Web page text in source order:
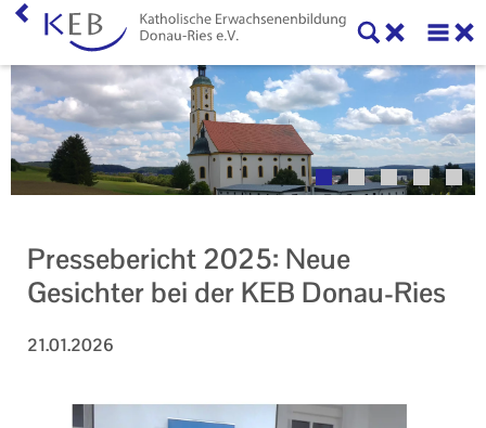
Pressebericht 2025: Neue
Gesichter bei der KEB Donau-Ries
21.01.2026
Home
Willkommen
Selbstverständnis
Mitgliederversammlung
50 Jahre KEB Donau-Ries